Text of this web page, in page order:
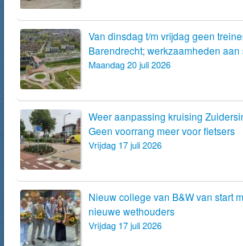
Van dinsdag t/m vrijdag geen
Barendrecht; werkzaamheden aan
Maandag 20 juli 2026
Weer aanpassing kruising
Geen voorrang meer voor fietsers
Vrijdag 17 juli 2026
Nieuw college van B&W van start
nieuwe wethouders
Vrijdag 17 juli 2026